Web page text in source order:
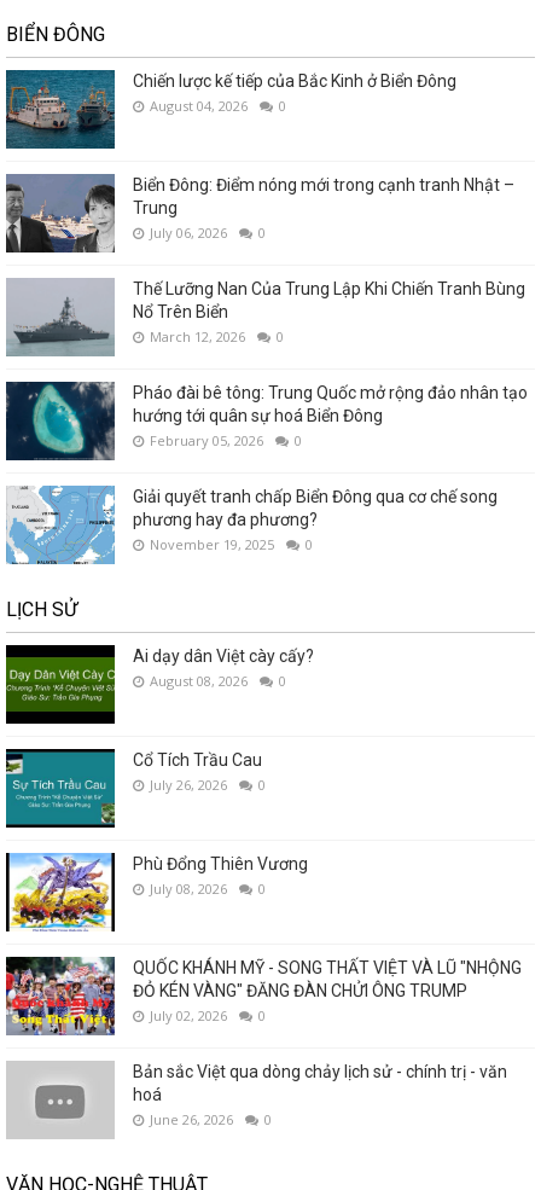
BIỂN ĐÔNG
Chiến lược kế tiếp của Bắc Kinh ở Biển Đông
August 04, 2026 0
Biển Đông: Điểm nóng mới trong cạnh tranh Nhật –
Trung
July 06, 2026 0
Thế Lưỡng Nan Của Trung Lập Khi Chiến Tranh Bùng
Nổ Trên Biển
March 12, 2026 0
Pháo đài bê tông: Trung Quốc mở rộng đảo nhân tạo
hướng tới quân sự hoá Biển Đông
February 05, 2026 0
Giải quyết tranh chấp Biển Đông qua cơ chế song
phương hay đa phương?
November 19, 2025 0
LỊCH SỬ
Ai dạy dân Việt cày cấy?
August 08, 2026 0
Cổ Tích Trầu Cau
July 26, 2026 0
Phù Đổng Thiên Vương
July 08, 2026 0
QUỐC KHÁNH MỸ - SONG THẤT VIỆT VÀ LŨ "NHỘNG
ĐỎ KÉN VÀNG" ĐĂNG ĐÀN CHỬI ÔNG TRUMP
July 02, 2026 0
Bản sắc Việt qua dòng chảy lịch sử - chính trị - văn
hoá
June 26, 2026 0
VĂN HỌC-NGHỆ THUẬT